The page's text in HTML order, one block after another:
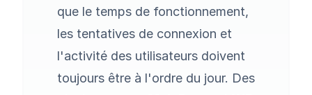
que le temps de fonctionnement,
les tentatives de connexion et
l'activité des utilisateurs doivent
toujours être à l'ordre du jour. Des